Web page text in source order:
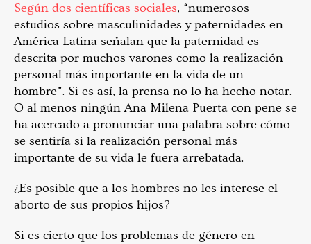
Según dos científicas sociales, “numerosos
estudios sobre masculinidades y paternidades en
América Latina señalan que la paternidad es
descrita por muchos varones como la realización
personal más importante en la vida de un
hombre”. Si es así, la prensa no lo ha hecho notar.
O al menos ningún Ana Milena Puerta con pene se
ha acercado a pronunciar una palabra sobre cómo
se sentiría si la realización personal más
importante de su vida le fuera arrebatada.
¿Es posible que a los hombres no les interese el
aborto de sus propios hijos?
Si es cierto que los problemas de género en